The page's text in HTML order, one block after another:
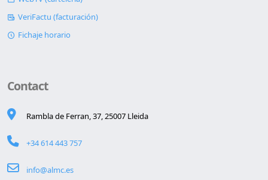
VeriFactu (facturación)
Fichaje horario
Contact
Rambla de Ferran, 37, 25007 Lleida
+34 614 443 757
info@almc.es